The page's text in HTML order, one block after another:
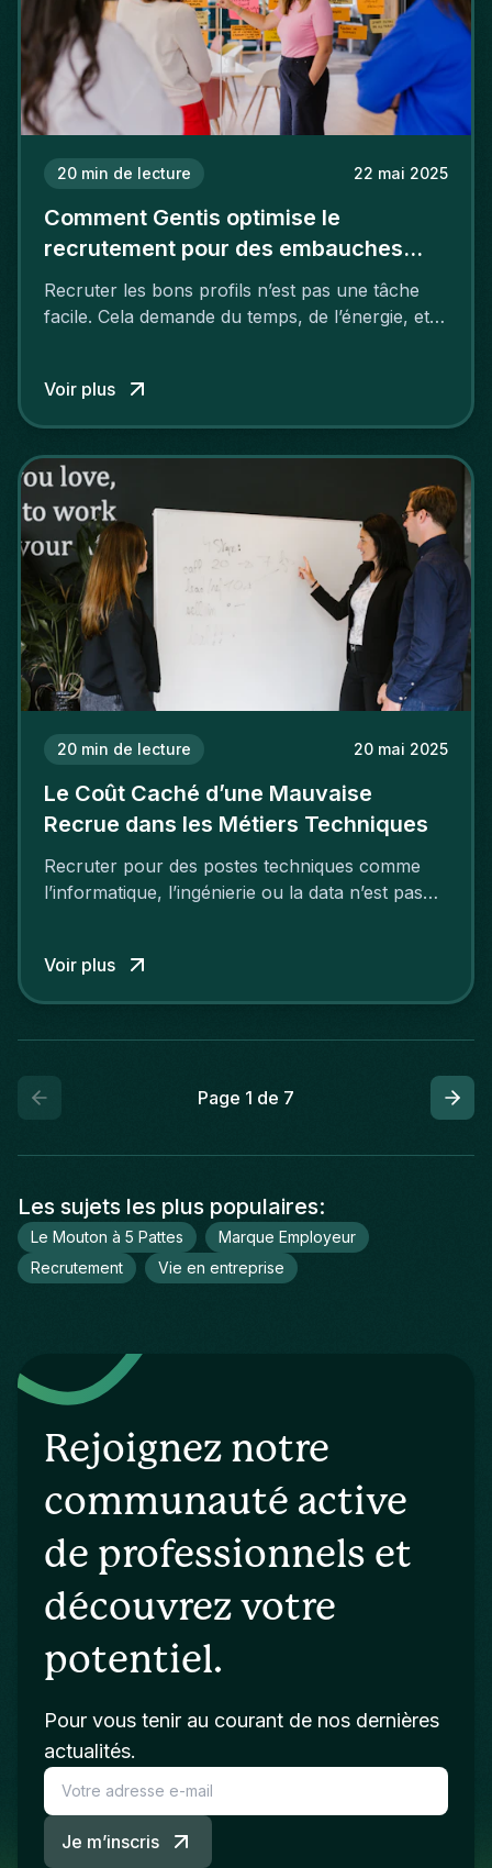
20 min de lecture 22 mai 2025
Comment Gentis optimise le
recrutement pour des embauches
plus rapides et efficaces
Recruter les bons profils n’est pas une tâche
facile. Cela demande du temps, de l’énergie, et
Voir plus
20 min de lecture 20 mai 2025
Le Coût Caché d’une Mauvaise
Recrue dans les Métiers Techniques
Recruter pour des postes techniques comme
l’informatique, l’ingénierie ou la data n’est pas
Une mauvaise embauche peut coûter bien plus
cher que prévu.
Voir plus
Page 1 de 7
Les sujets les plus populaires:
Le Mouton à 5 Pattes
Marque Employeur
Recrutement
Vie en entreprise
Rejoignez notre
communauté active
de professionnels et
découvrez votre
potentiel.
Pour vous tenir au courant de nos dernières
actualités.
Je m’inscris